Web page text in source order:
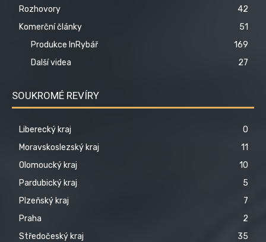
Rozhovory
42
Komerční články
51
Produkce InRybář
169
Další videa
27
SOUKROMÉ REVÍRY
Liberecký kraj
0
Moravskoslezský kraj
11
Olomoucký kraj
10
Pardubický kraj
5
Plzeňský kraj
7
Praha
2
Středočeský kraj
35